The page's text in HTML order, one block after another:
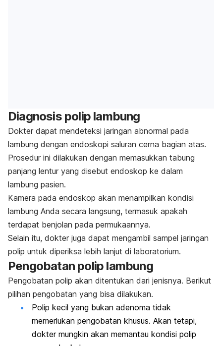
Diagnosis polip lambung
Dokter dapat mendeteksi jaringan abnormal pada
lambung dengan endoskopi saluran cerna bagian atas.
Prosedur ini dilakukan dengan memasukkan tabung
panjang lentur yang disebut endoskop ke dalam
lambung pasien.
Kamera pada endoskop akan menampilkan kondisi
lambung Anda secara langsung, termasuk apakah
terdapat benjolan pada permukaannya.
Selain itu, dokter juga dapat mengambil sampel jaringan
polip untuk diperiksa lebih lanjut di laboratorium.
Pengobatan polip lambung
Pengobatan polip akan ditentukan dari jenisnya. Berikut
pilihan pengobatan yang bisa dilakukan.
Polip kecil yang bukan adenoma tidak
memerlukan pengobatan khusus. Akan tetapi,
dokter mungkin akan memantau kondisi polip